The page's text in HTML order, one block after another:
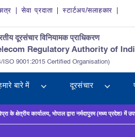
सेवा प्रदाता स्टार्टअप/सलाहकार
दूरसंचार विनियामक प्राधिकरण
Regulatory Authority of
ISO 9001:2015 Certified Organisation)
बारे में दूरसंचार
के क्षेत्रीय कार्यालय, भोपाल द्वारा नर्मदापुरम (मध्य प्रदेश) में